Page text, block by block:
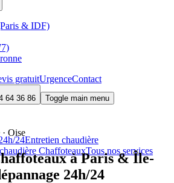
& IDF)
gratuitUrgenceContact
64 36 86 Toggle main menu
24Entretien chaudière
ChaffoteauxTous nos services
Oise
à Paris & Île-
24h/24